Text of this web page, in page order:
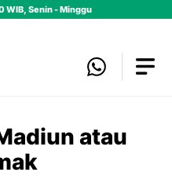
WIB, Senin - Minggu
atau